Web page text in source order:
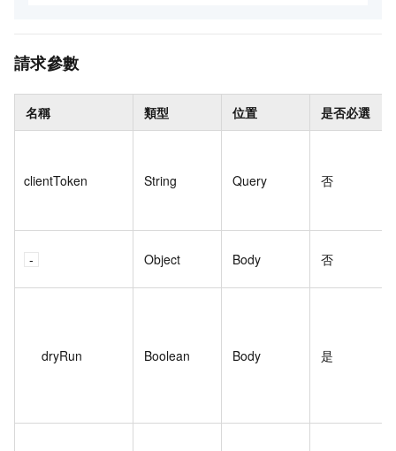
請求參數
名稱 類型 位置 是否必選
clientToken String Query 否
Object Body 否
dryRun Boolean Body 是